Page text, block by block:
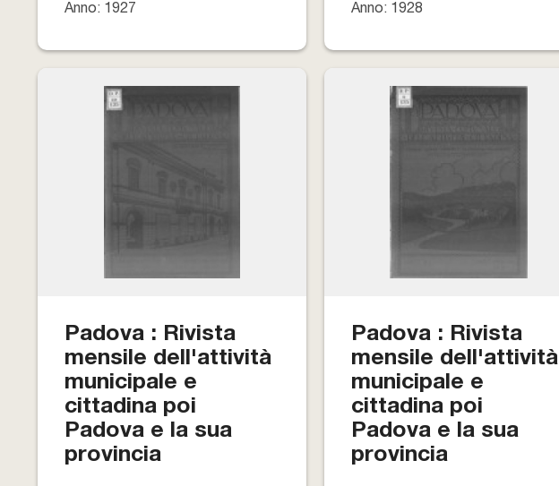
Anno: 1927
Anno: 1928
Padova : Rivista
mensile dell'attività
municipale e
cittadina poi
Padova e la sua
provincia
Padova : Rivista
mensile dell'attività
municipale e
cittadina poi
Padova e la sua
provincia